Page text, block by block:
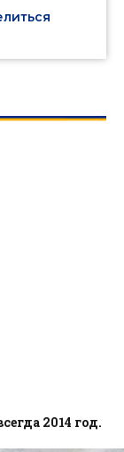
2014 год.